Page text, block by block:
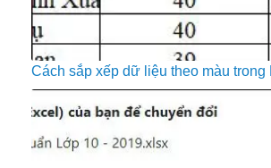
Cách sắp xếp dữ liệu theo màu trong